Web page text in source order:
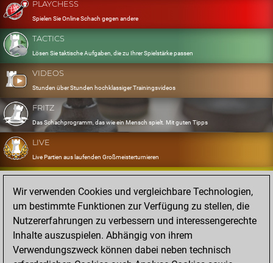
PLAYCHESS
Spielen Sie Online Schach gegen andere
TACTICS
Lösen Sie taktische Aufgaben, die zu Ihrer Spielstärke passen
VIDEOS
Stunden über Stunden hochklassiger Trainingsvideos
FRITZ
Das Schachprogramm, das wie ein Mensch spielt. Mit guten Tipps
LIVE
Live Partien aus laufenden Großmeisterturnieren
OPENINGS
Erfassen und Üben Sie Ihr Eröffnungsrepertoire
DATABASE
Acht Millionen starke Partien
MYGAMES
Speichern und analysieren Sie eigene Partien in der Cloud
Wir verwenden Cookies und vergleichbare Technologien,
um bestimmte Funktionen zur Verfügung zu stellen, die
Nutzererfahrungen zu verbessern und interessengerechte
Inhalte auszuspielen. Abhängig von ihrem
Verwendungszweck können dabei neben technisch